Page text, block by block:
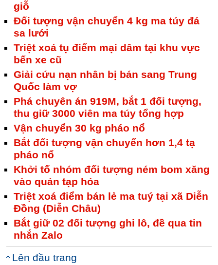
giỗ
Đối tượng vận chuyển 4 kg ma túy đá
sa lưới
Triệt xoá tụ điểm mại dâm tại khu vực
bến xe cũ
Giải cứu nạn nhân bị bán sang Trung
Quốc làm vợ
Phá chuyên án 919M, bắt 1 đối tượng,
thu giữ 3000 viên ma túy tổng hợp
Vận chuyển 30 kg pháo nổ
Bắt đối tượng vận chuyển hơn 1,4 tạ
pháo nổ
Khởi tố nhóm đối tượng ném bom xăng
vào quán tạp hóa
Triệt xoá điểm bán lẻ ma tuý tại xã Diễn
Đồng (Diễn Châu)
Bắt giữ 02 đối tượng ghi lô, đề qua tin
nhắn Zalo
Lên đầu trang